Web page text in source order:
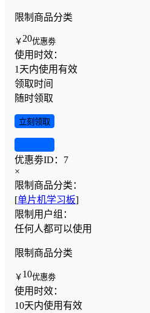
限制商品分类
￥ 20优惠劵
使用时效：
1天内使用有效
领取时间
随时领取
立刻领取
优惠劵ID： 7
×
限制商品分类：
[单片机学习板]
限制用户组：
任何人都可以使用
限制商品分类
￥ 10优惠劵
使用时效：
10天内使用有效